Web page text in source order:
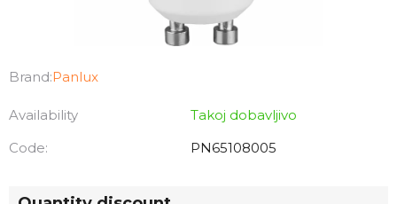
Brand:Panlux
Availability
Takoj dobavljivo
Code:
PN65108005